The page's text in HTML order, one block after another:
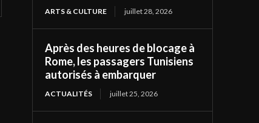
ARTS & CULTURE juillet 28, 2026
Après des heures de blocage à
Rome, les passagers Tunisiens
autorisés à embarquer
ACTUALITÉS juillet 25, 2026